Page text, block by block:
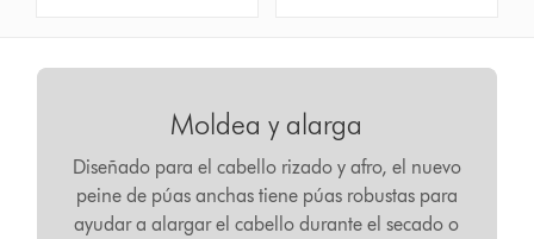
Moldea y alarga
Diseñado para el cabello rizado y afro, el nuevo
peine de púas anchas tiene púas robustas para
ayudar a alargar el cabello durante el secado o